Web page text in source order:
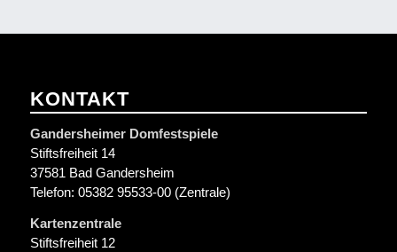
KONTAKT
Gandersheimer Domfestspiele
Stiftsfreiheit 14
37581 Bad Gandersheim
Telefon: 05382 95533-00 (Zentrale)
Kartenzentrale
Stiftsfreiheit 12